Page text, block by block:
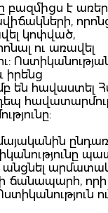
բազմիցս է
կոփված,
ու առավել
իրենց
են հավաստել
անցնել
ճանապարհ,